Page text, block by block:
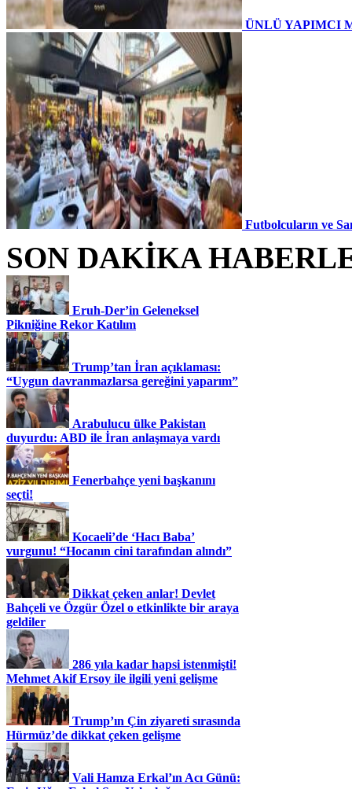
ÜNLÜ YAPIMCI
Futbolcuların ve
SON DAKİKA
Eruh-Der’in Geleneksel
Pikniğine Rekor Katılım
Trump’tan İran açıklaması:
“Uygun davranmazlarsa gereğini yaparım”
Arabulucu ülke Pakistan
duyurdu: ABD ile İran anlaşmaya vardı
Fenerbahçe yeni başkanını
seçti!
Kocaeli’de ‘Hacı Baba’
vurgunu! “Hocanın cini tarafından alındı”
Dikkat çeken anlar! Devlet
Bahçeli ve Özgür Özel o etkinlikte bir araya
geldiler
286 yıla kadar hapsi istenmişti!
Mehmet Akif Ersoy ile ilgili yeni gelişme
Trump’ın Çin ziyareti sırasında
Hürmüz’de dikkat çeken gelişme
Vali Hamza Erkal’ın Acı Günü: